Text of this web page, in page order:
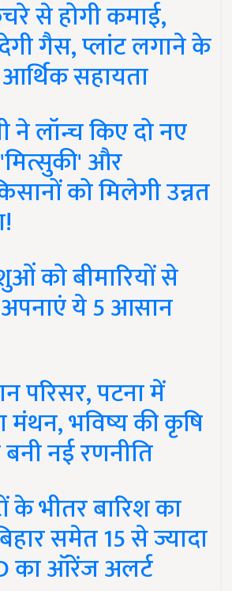
से होगी कमाई,
गैस, प्लांट लगाने के
सहायता
लॉन्च किए दो नए
और
को मिलेगी उन्नत
को बीमारियों से
ये 5 आसान
परिसर, पटना में
मंथन, भविष्य की कृषि
नई रणनीति
के भीतर बारिश का
समेत 15 से ज्यादा
का ऑरेंज अलर्ट